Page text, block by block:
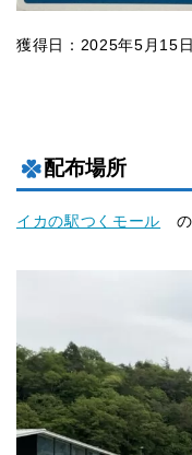
獲得日：2025年5月15
配布場所
イカの駅つくモール の